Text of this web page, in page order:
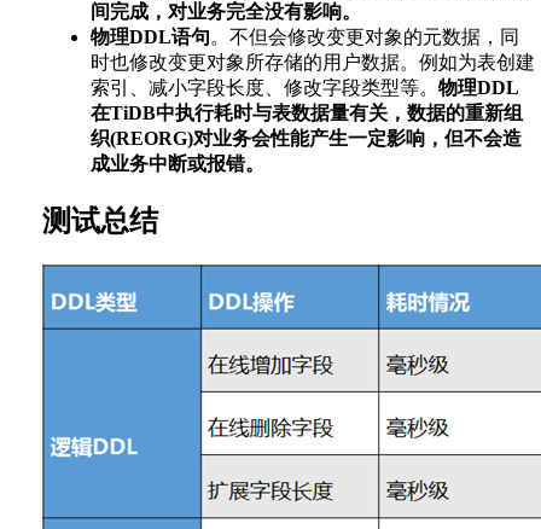
间完成，对业务完全没有影响。
物理DDL语句。不但会修改变更对象的元数据，同
时也修改变更对象所存储的用户数据。例如为表创建
索引、减小字段长度、修改字段类型等。 物理DDL
在TiDB中执行耗时与表数据量有关，数据的重新组
织(REORG)对业务会性能产生一定影响，但不会造
成业务中断或报错。
测试总结